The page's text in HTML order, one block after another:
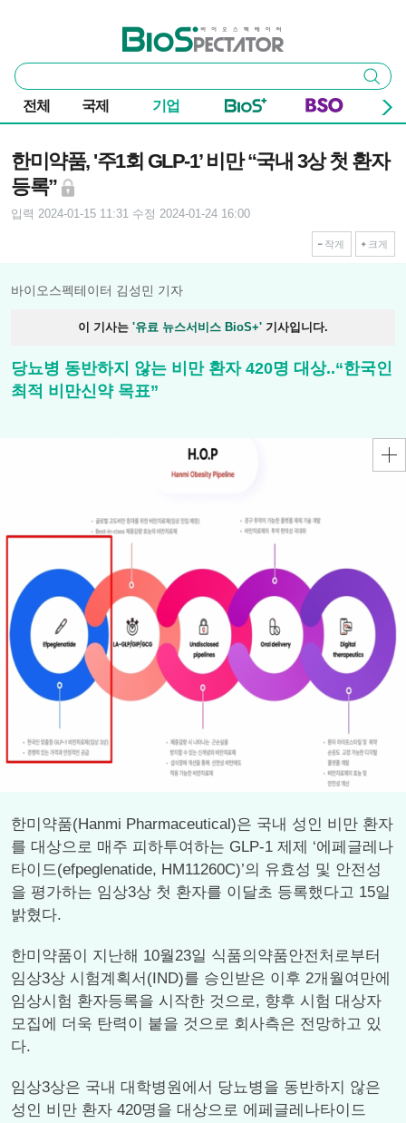
바이오스펙테이터
통
합
검
색
검색
전체 국제 기업
한미약품, '주1회 GLP-1’ 비만 “국내 3상 첫 환자
등록”
입력 2024-01-15 11:31 수정 2024-01-24 16:00
작게 크게
바이오스펙테이터 김성민 기자
이 기사는 '유료 뉴스서비스 BioS+' 기사입니다.
당뇨병 동반하지 않는 비만 환자 420명 대상..“한국인
최적 비만신약 목표”
한미약품(Hanmi Pharmaceutical)은 국내 성인 비만 환자
를 대상으로 매주 피하투여하는 GLP-1 제제 ‘에페글레나
타이드(efpeglenatide, HM11260C)’의 유효성 및 안전성
을 평가하는 임상3상 첫 환자를 이달초 등록했다고 15일
밝혔다.
한미약품이 지난해 10월23일 식품의약품안전처로부터
임상3상 시험계획서(IND)를 승인받은 이후 2개월여만에
임상시험 환자등록을 시작한 것으로, 향후 시험 대상자
모집에 더욱 탄력이 붙을 것으로 회사측은 전망하고 있
다.
임상3상은 국내 대학병원에서 당뇨병을 동반하지 않은
성인 비만 환자 420명을 대상으로 에페글레나타이드